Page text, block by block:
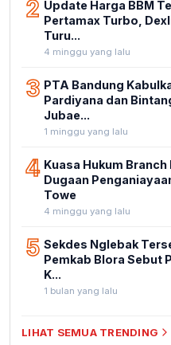
2 Update Harga BBM
Pertamax Turbo,
Turu...
4 minggu yang lalu
3 PTA Bandung
Pardiyana dan
Jubae...
1 minggu yang lalu
4 Kuasa Hukum
Dugaan
Towe
4 minggu yang lalu
5 Sekdes Nglebak
Pemkab Blora Sebut
K...
1 bulan yang lalu
LIHAT SEMUA TRENDING